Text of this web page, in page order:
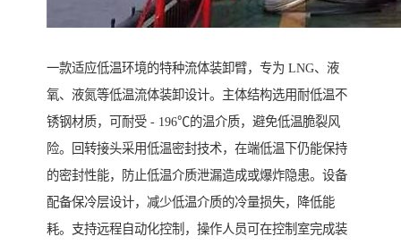
一款适应低温环境的特种流体装卸臂，专为 LNG、液
氧、液氮等低温流体装卸设计。主体结构选用耐低温不
锈钢材质，可耐受 - 196℃的温介质，避免低温脆裂风
险。回转接头采用低温密封技术，在端低温下仍能保持
的密封性能，防止低温介质泄漏造成或爆炸隐患。设备
配备保冷层设计，减少低温介质的冷量损失，降低能
耗。支持远程自动化控制，操作人员可在控制室完成装